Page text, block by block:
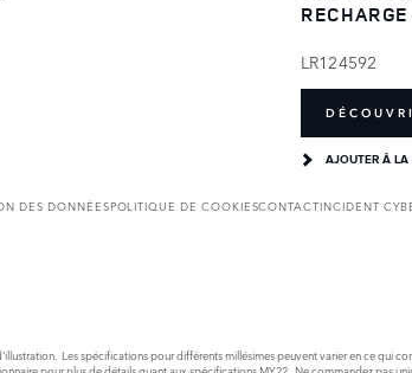
LR124592
AJOUTER Â LA
DES DONNÉESPOLITIQUE DE COOKIESCONTACTINCIDENT
Les spécifications pour différents millésimes peuvent varier en ce qui